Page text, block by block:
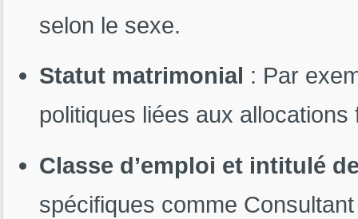
selon le sexe.
Statut matrimonial : Par
politiques liées aux allocations
Classe d’emploi et intitulé
spécifiques comme